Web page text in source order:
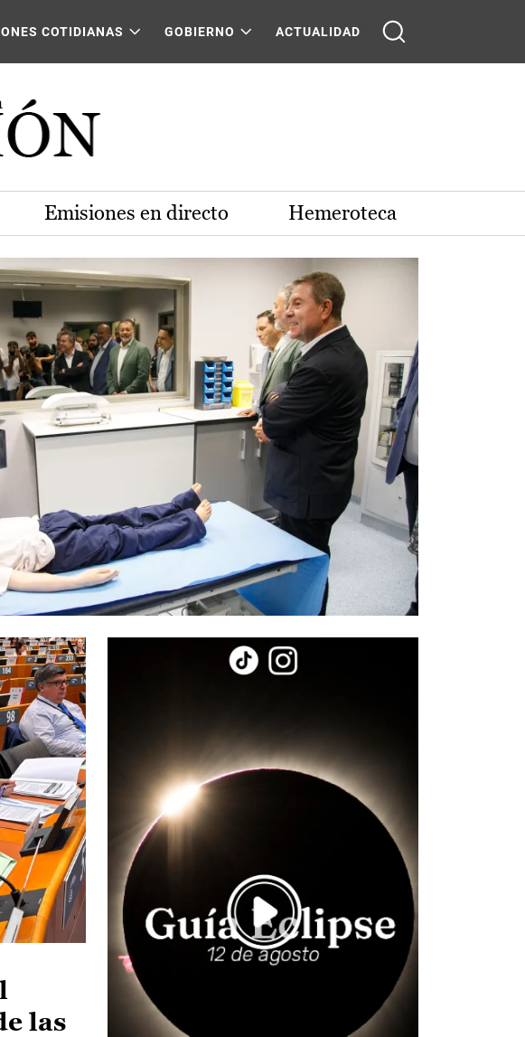
COTIDIANAS GOBIERNO ACTUALIDAD
Emisiones en directo Hemeroteca
las